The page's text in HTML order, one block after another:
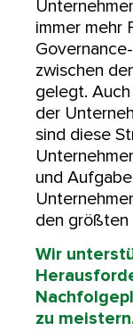
immer mehr
zwischen
gelegt.
der
sind diese
und
den größten
Wir
zu